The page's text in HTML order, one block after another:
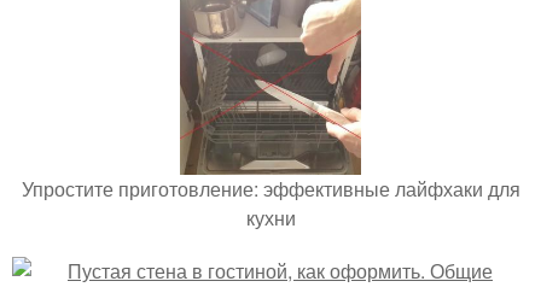
Упростите приготовление: эффективные лайфхаки для
кухни